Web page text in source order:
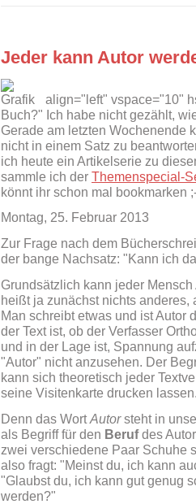
Jeder kann Autor
align="left" vspace="10"
Buch?" Ich habe nicht gezählt,
Gerade am letzten Wochenende
nicht in einem Satz zu
ich heute ein Artikelserie zu
sammle ich der Themenspecial-
könnt ihr schon mal bookmarken
Montag, 25. Februar 2013
Zur Frage nach dem
der bange Nachsatz: "Kann ich
Grundsätzlich kann jeder
heißt ja zunächst nichts anderes,
Man schreibt etwas und ist Autor
der Text ist, ob der Verfasser
und in der Lage ist, Spannung
"Autor" nicht anzusehen. Der
kann sich theoretisch jeder
seine Visitenkarte drucken
Denn das WortAutorsteht in
als Begriff für den Berufdes
zwei verschiedene Paar Schuhe
also fragt: "Meinst du, ich kann
"Glaubst du, ich kann gut genug
werden?"